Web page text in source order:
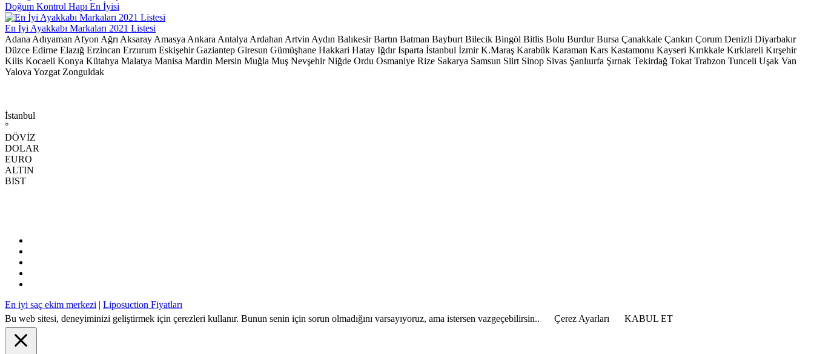
Doğum Kontrol Hapı En İyisi
En İyi Ayakkabı Markaları 2021 Listesi
Adana Adıyaman Afyon Ağrı Aksaray Amasya Ankara Antalya Ardahan Artvin Aydın Balıkesir Bartın Batman Bayburt Bilecik Bingöl Bitlis Bolu Burdur Bursa Çanakkale Çankırı Çorum Denizli Diyarbakır
Düzce Edirne Elazığ Erzincan Erzurum Eskişehir Gaziantep Giresun Gümüşhane Hakkari Hatay Iğdır Isparta İstanbul İzmir K.Maraş Karabük Karaman Kars Kastamonu Kayseri Kırıkkale Kırklareli Kırşehir
Kilis Kocaeli Konya Kütahya Malatya Manisa Mardin Mersin Muğla Muş Nevşehir Niğde Ordu Osmaniye Rize Sakarya Samsun Siirt Sinop Sivas Şanlıurfa Şırnak Tekirdağ Tokat Trabzon Tunceli Uşak Van
Yalova Yozgat Zonguldak
İstanbul
°
DÖVİZ
DOLAR
EURO
ALTIN
BIST
En iyi saç ekim merkezi | Liposuction Fiyatları
Bu web sitesi, deneyiminizi geliştirmek için çerezleri kullanır. Bunun senin için sorun olmadığını varsayıyoruz, ama istersen vazgeçebilirsin..
Çerez Ayarları KABUL ET